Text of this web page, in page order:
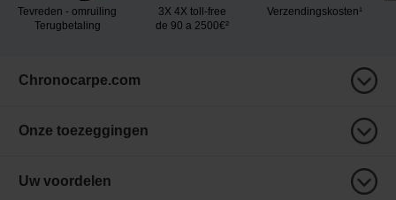
Tevreden - omruiling
Terugbetaling
3X 4X toll-free
de 90 a 2500€²
Verzendingskosten¹
Chronocarpe.com
Onze toezeggingen
Uw voordelen